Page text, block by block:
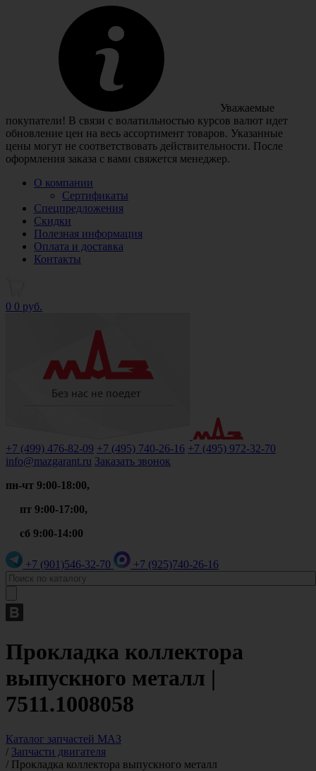
Уважаемые
покупатели! В связи с волатильностью курсов валют идет
обновление цен на весь ассортимент товаров. Указанные
цены могут не соответствовать действительности. После
оформления заказа с вами свяжется менеджер.
О компании
Сертификаты
Спецпредложения
Скидки
Полезная информация
Оплата и доставка
Контакты
0 0 руб.
+7 (499) 476-82-09 +7 (495) 740-26-16 +7 (495) 972-32-70
info@mazgarant.ru Заказать звонок
пн-чт 9:00-18:00,
пт 9:00-17:00,
сб 9:00-14:00
+7 (901)546-32-70 +7 (925)740-26-16
Прокладка коллектора
выпускного металл |
7511.1008058
Каталог запчастей МАЗ
/ Запчасти двигателя
/ Прокладка коллектора выпускного металл